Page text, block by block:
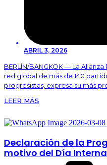
ABRIL 3, 2026
BERLÍN/BANGKOK — La
red global de más de 140
progresistas, expresa su más
LEER MÁS
Declaración de la
motivo del Día